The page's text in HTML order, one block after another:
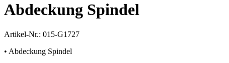
Abdeckung Spindel
Artikel-Nr.: 015-G1727
• Abdeckung Spindel